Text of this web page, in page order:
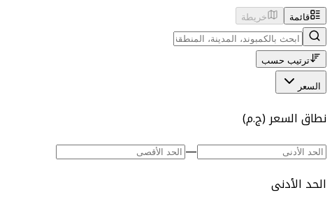
قائمة خريطة
ترتيب حسب
السعر
نطاق السعر (ج.م)
—
الحد الأدنى